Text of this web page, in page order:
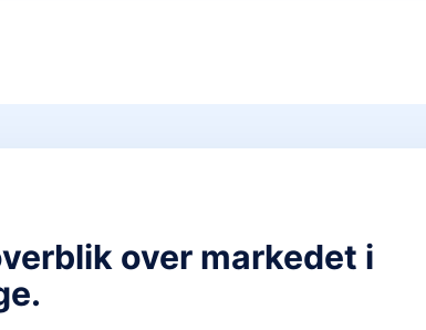
over markedet i